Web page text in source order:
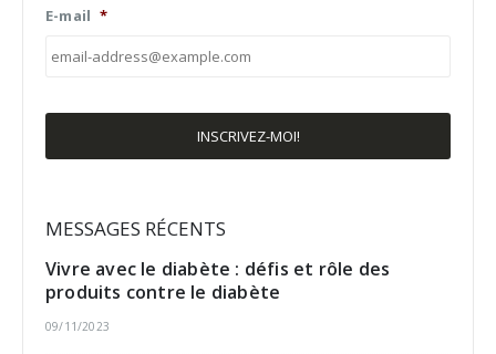
E-mail *
MESSAGES RÉCENTS
Vivre avec le diabète : défis et rôle des
produits contre le diabète
09/11/2023